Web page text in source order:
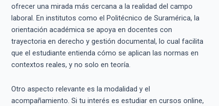
ofrecer una mirada más cercana a la realidad del campo
laboral. En institutos como el Politécnico de Suramérica, la
orientación académica se apoya en docentes con
trayectoria en derecho y gestión documental, lo cual facilita
que el estudiante entienda cómo se aplican las normas en
contextos reales, y no solo en teoría.
Otro aspecto relevante es la modalidad y el
acompañamiento. Si tu interés es estudiar en cursos online,